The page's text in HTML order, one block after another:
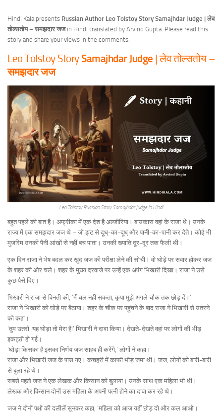
Hindi Kala presents Russian Author Leo Tolstoy Story Samajhdar Judge | लेव
तोल्सतोय – समझदार जजin Hindi translated by Arvind Gupta. Please read this
story and share your views in the comments.
Leo Tolstoy StorySamajhdar Judge | लेव तोल्सतोय –
समझदार जज
Leo Tolstoy Russian Story Samajhdar Judge in Hindi
बहुत पहले की बात है। अफ्रीका में एक देश है अल्जीरिया। बाउकास वहां के राजा थे। उनके
राज्य में एक समझदार जज थे – जो झट से दूध्-का-दूध् और पानी-का-पानी कर देते। कोई भी
मुजरिम उनकी पैनी आंखों से नहीं बच पाता। उनकी ख्याति दूर-दूर तक फैली थी।
एक दिन राजा ने भेष बदल कर खुद जज की परीक्षा लेने की सोची। वो घोड़े पर सवार होकर जज
के शहर की ओर चले। शहर के मुख्य दरवाजे पर उन्हें एक अपंग भिखारी दिखा। राजा ने उसे
कुछ पैसे दिए।
भिखारी ने राजा से विनती की, ‘मैं चल नहीं सकता, कृपा मुझे अगले चौक तक छोड़ दें।’
राजा ने भिखारी को घोड़े पर बैठाया। शहर के चौक पर पहुंचने के बाद राजा ने भिखारी से उतरने
को कहा।
‘तुम उतरो! यह घोड़ा तो मेरा है!’ भिखारी ने दावा किया। देखते-देखते वहां पर लोगों की भीड़
इकट्ठी हो गई।
‘घोड़ा किसका है इसका निर्णय जज साहब ही करेंगे,’ लोगों ने कहा।
राजा और भिखारी जज के पास गए। कचहरी में काफी भीड़ जमा थी। जज, लोगों को बारी-बारी
से बुला रहे थे।
सबसे पहले जज ने एक लेखक और किसान को बुलाया। उनके साथ एक महिला भी थी।
लेखक और किसान दोनों उस महिला के अपनी पत्नी होने का दावा कर रहे थे।
जज ने दोनों पक्षों की दलीलें सुनकर कहा, ‘महिला को आज यहीं छोड़ दो और कल आओ।’